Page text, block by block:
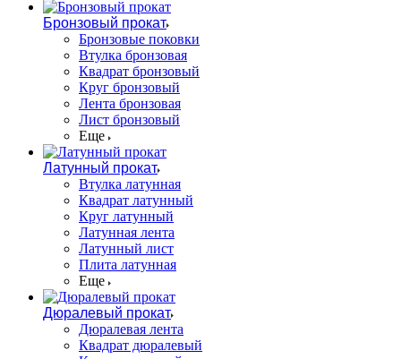
Бронзовый прокат
Бронзовые поковки
Втулка бронзовая
Квадрат бронзовый
Круг бронзовый
Лента бронзовая
Лист бронзовый
Еще
Латунный прокат
Втулка латунная
Квадрат латунный
Круг латунный
Латунная лента
Латунный лист
Плита латунная
Еще
Дюралевый прокат
Дюралевая лента
Квадрат дюралевый